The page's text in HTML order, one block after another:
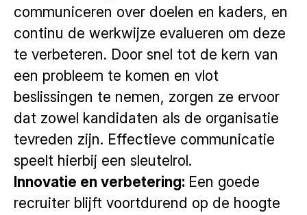
communiceren over doelen en kaders, en
continu de werkwijze evalueren om deze
te verbeteren. Door snel tot de kern van
een probleem te komen en vlot
beslissingen te nemen, zorgen ze ervoor
dat zowel kandidaten als de organisatie
tevreden zijn. Effectieve communicatie
speelt hierbij een sleutelrol.
Innovatie en verbetering: Een goede
recruiter blijft voortdurend op de hoogte